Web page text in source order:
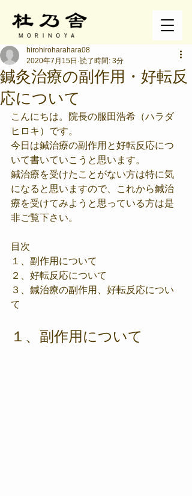
鍼灸治療の副作用・好転反
応について
hirohiroharahara08
2020年7月15日 読了時間: 3分
こんにちは。院長の服田浩希（ハラダ
ヒロキ）です。
今日は鍼治療の副作用と好転反応につ
いて書いていこうと思います。
鍼治療を受けたことがない方は特に気
になると思いますので、これから鍼治
療を受けてみようと思っている方は是
非ご覧下さい。
目次
１、副作用について
２、好転反応について
３、鍼治療の副作用、好転反応につい
て
１、副作用について